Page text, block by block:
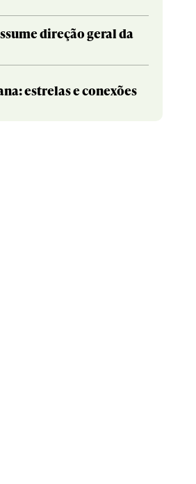
direção geral da
estrelas e conexões